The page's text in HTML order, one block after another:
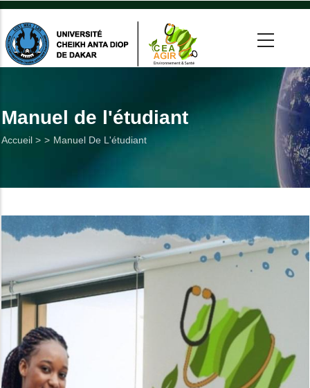
Aller
contenu
principal
Manuel de l'étudiant
Fil
Accueil > Manuel De L'étudiant